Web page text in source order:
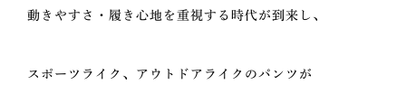
動きやすさ・履き心地を重視する時代が到来し、
スポーツライク、アウトドアライクのパンツが